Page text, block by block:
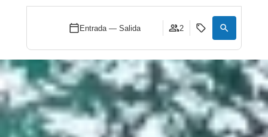
Entrada — Salida 2